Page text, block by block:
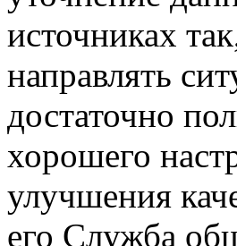
источниках
направлять
достаточно
хорошего
улучшения
его Служба